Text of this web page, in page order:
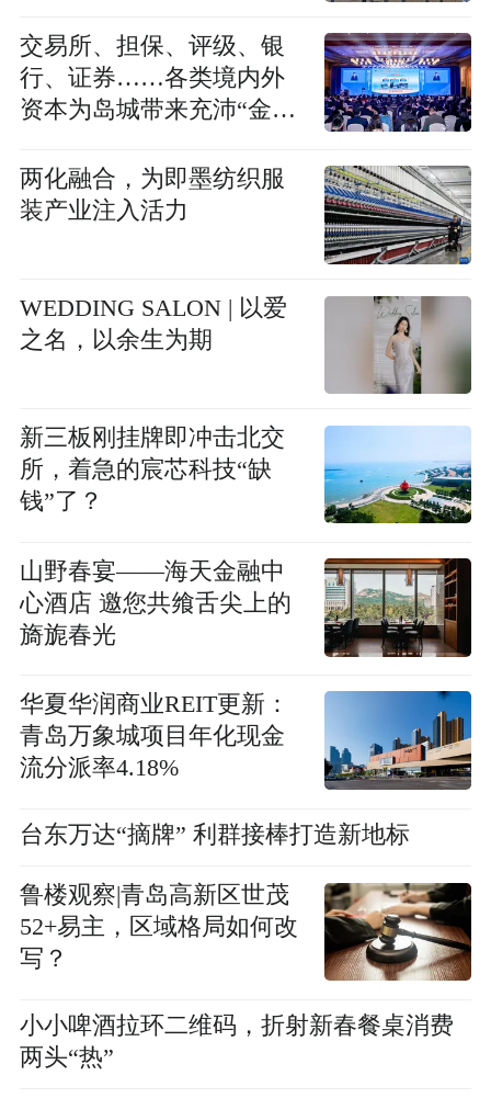
交易所、担保、评级、银
行、证券……各类境内外
资本为岛城带来充沛“金融
两化融合，为即墨纺织服
装产业注入活力
WEDDING SALON | 以爱
之名，以余生为期
新三板刚挂牌即冲击北交
所，着急的宸芯科技“缺
钱”了？
山野春宴——海天金融中
心酒店 邀您共飨舌尖上的
旖旎春光
华夏华润商业REIT更新：
青岛万象城项目年化现金
流分派率4.18%
台东万达“摘牌” 利群接棒打造新地标
鲁楼观察|青岛高新区世茂
52+易主，区域格局如何改
写？
小小啤酒拉环二维码，折射新春餐桌消费
两头“热”